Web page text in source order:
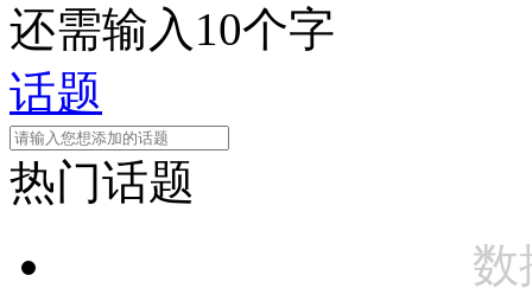
还需输入10个字
话题
热门话题
数